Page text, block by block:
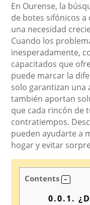
En Ourense, la
de botes sifónicos
una necesidad
Cuando los
inesperadamente,
capacitados que
puede marcar la
solo garantizan una
también aportan
que cada rincón de
contratiempos.
pueden ayudarte a
hogar y evitar
Contents
0.0.1.